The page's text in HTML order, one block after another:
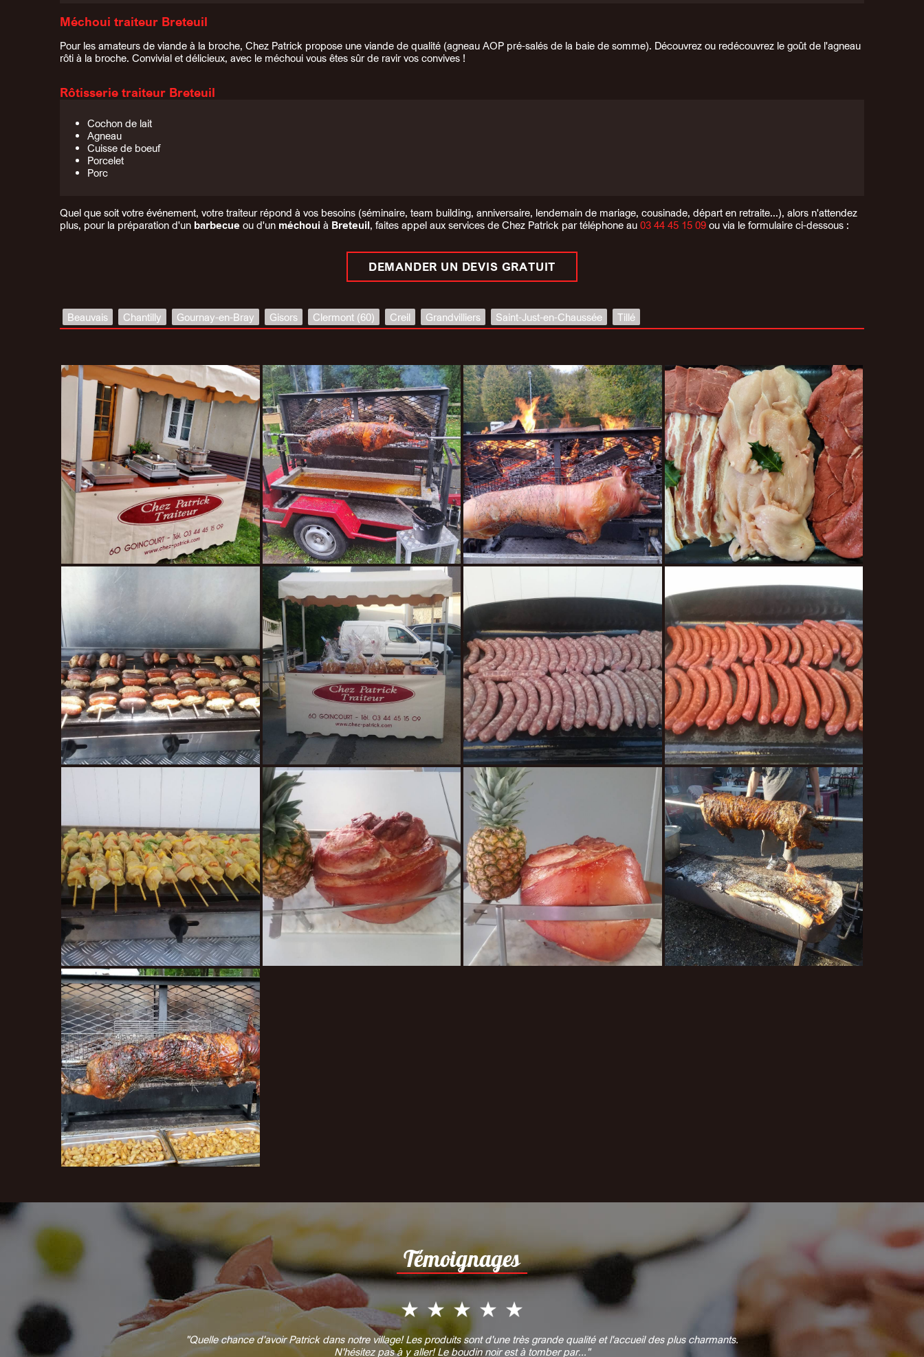
Méchoui traiteur Breteuil
Pour les amateurs de viande à la broche, Chez Patrick propose une viande de qualité (agneau AOP pré-salés de la baie de somme). Découvrez ou redécouvrez le goût de l'agneau
rôti à la broche. Convivial et délicieux, avec le méchoui vous êtes sûr de ravir vos convives !
Rôtisserie traiteur Breteuil
Cochon de lait
Agneau
Cuisse de boeuf
Porcelet
Porc
Quel que soit votre événement, votre traiteur répond à vos besoins (séminaire, team building, anniversaire, lendemain de mariage, cousinade, départ en retraite...), alors n'attendez
plus, pour la préparation d'un barbecue ou d'un méchoui à Breteuil, faites appel aux services de Chez Patrick par téléphone au 03 44 45 15 09 ou via le formulaire ci-dessous :
DEMANDER UN DEVIS GRATUIT
Beauvais Chantilly Gournay-en-Bray Gisors Clermont (60) Creil Grandvilliers Saint-Just-en-Chaussée Tillé
Témoignages
"Quelle chance d'avoir Patrick dans notre village! Les produits sont d'une très grande qualité et l'accueil des plus charmants.
N'hésitez pas à y aller! Le boudin noir est à tomber par..."